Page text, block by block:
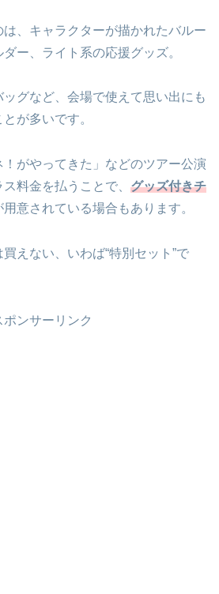
、キャラクターが描かれたバルー
ー、ライト系の応援グッズ。
グなど、会場で使えて思い出にも
が多いです。
がやってきた」などのツアー公演
料金を払うことで、 グッズ付きチ
用意されている場合もあります。
えない、いわば“特別セット”で
ポンサーリンク